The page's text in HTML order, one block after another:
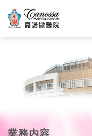
業務内容